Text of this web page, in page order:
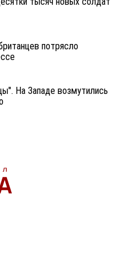
потрясло
На Западе возмутились